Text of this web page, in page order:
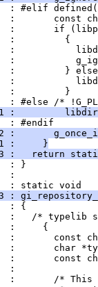
: #elif
:       const
:       if
:         {
:
:
:         }
:
:         }
: #else /*
:
: #endif
:
:     }
:   return
: }
:
: static void
:
: {
:   /* typelib
:     {
:       const
:       char
:       const
:
:       /*